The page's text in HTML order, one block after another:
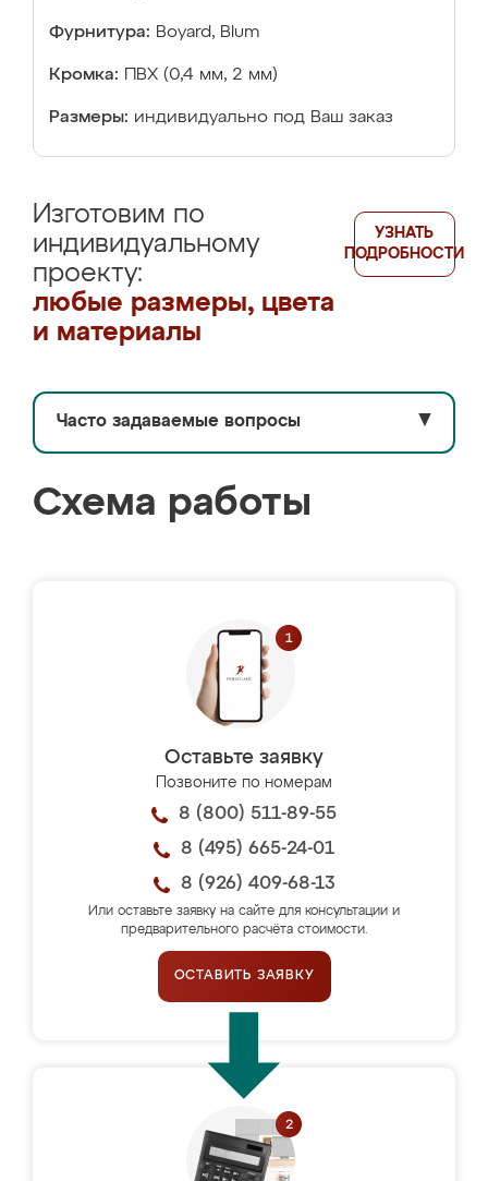
Фурнитура: Boyard, Blum
Кромка: ПВХ (0,4 мм, 2 мм)
Размеры: индивидуально под Ваш заказ
Изготовим по
индивидуальному
проекту:
любые размеры, цвета
и материалы
УЗНАТЬ
ПОДРОБНОСТИ
Часто задаваемые вопросы ▼
Схема работы
Оставьте заявку
Позвоните по номерам
8 (800) 511-89-55
8 (495) 665-24-01
8 (926) 409-68-13
Или оставьте заявку на сайте для консультации и
предварительного расчёта стоимости.
ОСТАВИТЬ ЗАЯВКУ